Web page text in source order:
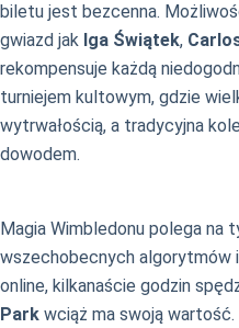
biletu jest bezcenna.
gwiazd jak Iga Świątek,
rekompensuje każdą
turniejem kultowym, gdzie
wytrwałością, a tradycyjna
dowodem.
Magia Wimbledonu polega na
wszechobecnych algorytmów
online, kilkanaście godzin
Park wciąż ma swoją